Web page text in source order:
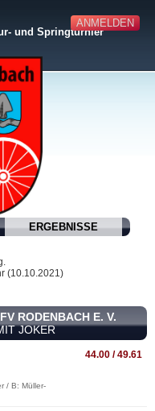
ANMELDEN
und Springturnier
ERGEBNISSE
(10.10.2021)
RODENBACH E. V.
JOKER
44.00 / 49.61
/ B: Müller-